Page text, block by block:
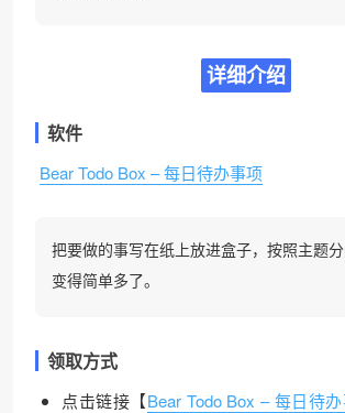
详细介绍
软件
Bear Todo Box – 每日待办事项
把要做的事写在纸上放进盒子，按照主题
变得简单多了。
领取方式
点击链接【Bear Todo Box – 每日待